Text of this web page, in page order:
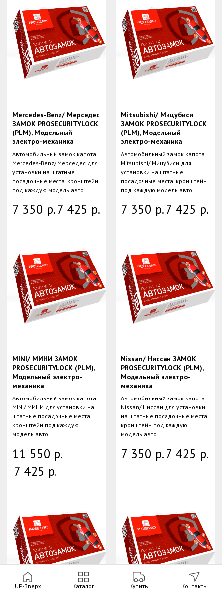
Mercedes-Benz/ Мерседес
ЗАМОК PROSECURITYLOCK
(PLM), Модельный
электро-механика
Автомобильный замок капота
Mercedes-Benz/ Мерседес для
установки на штатные
посадочные места. кронштейн
под каждую модель авто
7 350 р.7 425 р.
Mitsubishi/ Мицубиси
ЗАМОК PROSECURITYLOCK
(PLM), Модельный
электро-механика
Автомобильный замок капота
Mitsubishi/ Мицубиси для
установки на штатные
посадочные места. кронштейн
под каждую модель авто
7 350 р.7 425 р.
MINI/ МИНИ ЗАМОК
PROSECURITYLOCK (PLM),
Модельный электро-
механика
Автомобильный замок капота
MINI/ МИНИ для установки на
штатные посадочные места.
кронштейн под каждую
модель авто
11 550 р.
7 425 р.
Nissan/ Ниссан ЗАМОК
PROSECURITYLOCK (PLM),
Модельный электро-
механика
Автомобильный замок капота
Nissan/ Ниссан для установки
на штатные посадочные места.
кронштейн под каждую
модель авто
7 350 р.7 425 р.
UP-Вверх Каталог Купить Контакты